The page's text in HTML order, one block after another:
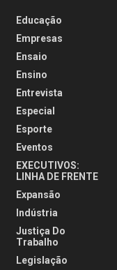
Educação
Empresas
Ensaio
Ensino
Entrevista
Especial
Esporte
Eventos
EXECUTIVOS:
LINHA DE FRENTE
Expansão
Indústria
Justiça Do
Trabalho
Legislação